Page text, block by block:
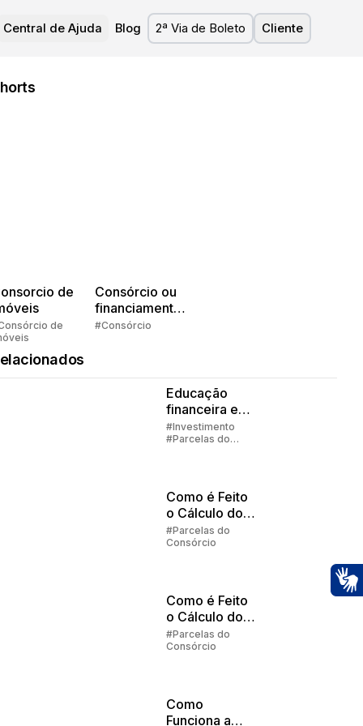
Central de Ajuda Blog 2ª Via de Boleto Cliente
de
de
Consórcio ou
financiamento?
Quem pensa
#Consórcio
Educação
financeira em
família
#Investimento
#Parcelas do
Como é Feito
o Cálculo do
Reajuste no
Consórcio
#Parcelas do
Consórcio
Como é Feito
o Cálculo do
Reajuste no
Consórcio
#Parcelas do
Consórcio
Como
Funciona a